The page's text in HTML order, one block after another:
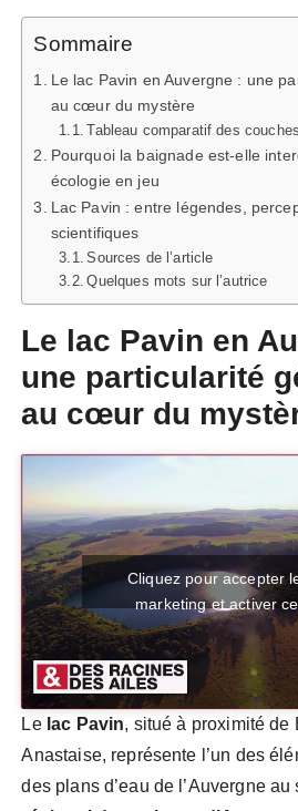
Sommaire
Le lac Pavin en Auvergne : une
au cœur du mystère
Tableau comparatif des
Pourquoi la baignade est-elle
écologie en jeu
Lac Pavin : entre légendes,
scientifiques
Sources de l’article
Quelques mots sur l’autrice
Le lac Pavin en
une particularité
au cœur du
Cliquez pour accepter
marketing et activer
Le lac Pavin, situé à proximité de
Anastaise, représente l’un des
des plans d’eau de l’Auvergne au